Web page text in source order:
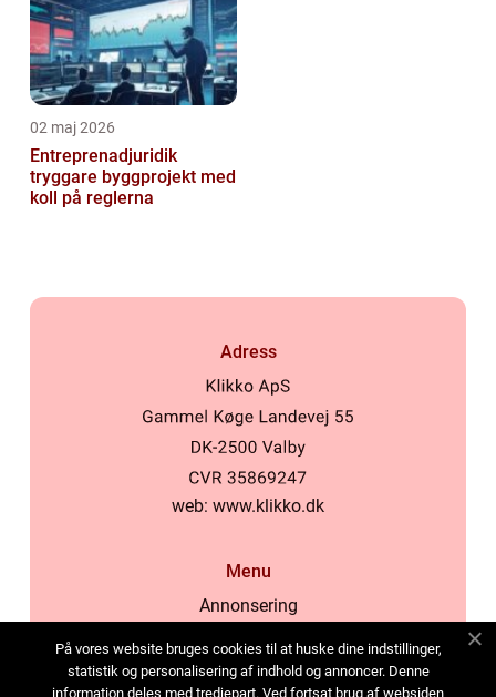
02 maj 2026
Entreprenadjuridik
tryggare byggprojekt med
koll på reglerna
Adress
web: www.klikko.dk
Menu
Annonsering
Cookies
På vores website bruges cookies til at huske dine indstillinger,
statistik og personalisering af indhold og annoncer. Denne
information deles med tredjepart. Ved fortsat brug af websiden